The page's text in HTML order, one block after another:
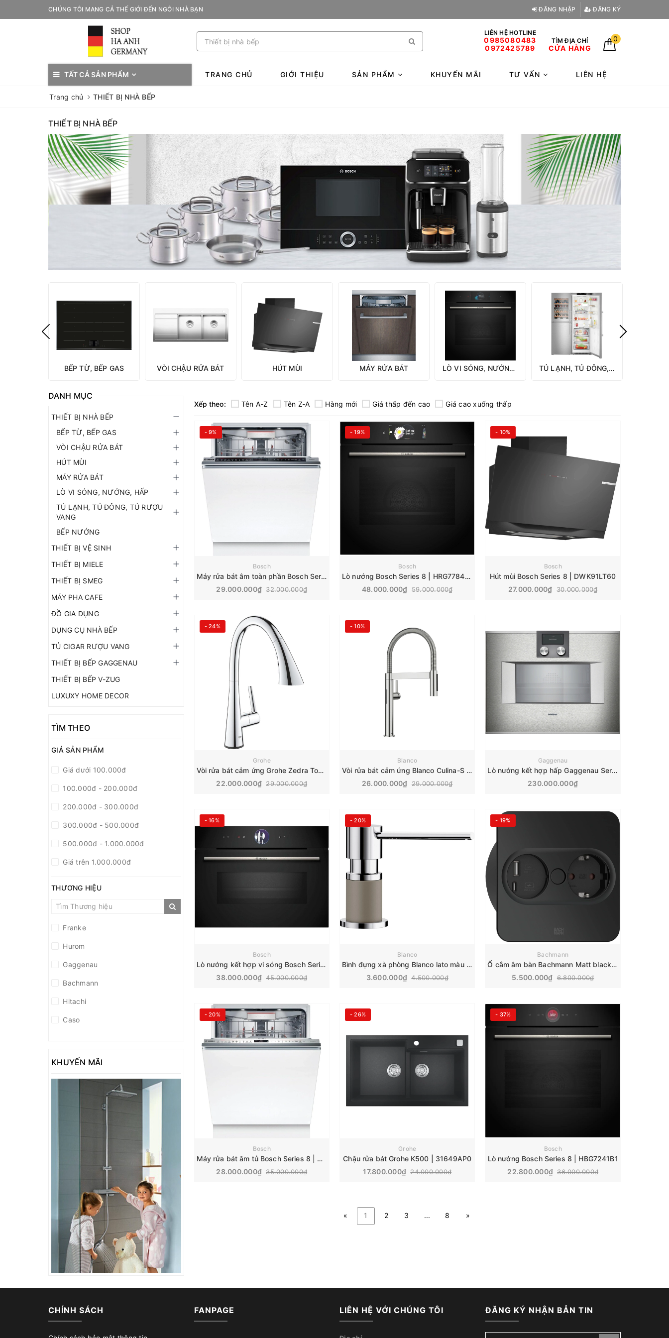
CHÚNG TÔI MANG CẢ THẾ GIỚI ĐẾN NGÔI NHÀ BẠN ĐĂNG NHẬP ĐĂNG KÝ
LIÊN HỆ HOTLINE
0985080483
0972425789
TÌM ĐỊA CHỈ
CỬA HÀNG
0
TẤT CẢ SẢN PHẨM TRANG CHỦ GIỚI THIỆU SẢN PHẨM KHUYẾN MÃI TƯ VẤN LIÊN HỆ
Trang chủ THIẾT BỊ NHÀ BẾP
THIẾT BỊ NHÀ BẾP
BẾP TỪ, BẾP GAS VÒI CHẬU RỬA BÁT HÚT MÙI MÁY RỬA BÁT LÒ VI SÓNG, NƯỚNG, HẤP TỦ LẠNH, TỦ ĐÔNG, TỦ RƯỢU VANG
Xếp theo: Tên A-Z Tên Z-A Hàng mới Giá thấp đến cao Giá cao xuống thấp
- 9%
Bosch
Máy rửa bát âm toàn phần Bosch Series 8 | SMD8TCX04E
29.000.000₫ 32.000.000₫
- 19%
Bosch
Lò nướng Bosch Series 8 | HRG7784B1
48.000.000₫ 59.000.000₫
- 10%
Bosch
Hút mùi Bosch Series 8 | DWK91LT60
27.000.000₫ 30.000.000₫
- 24%
Grohe
Vòi rửa bát cảm ứng Grohe Zedra Touch | 30219002
22.000.000₫ 29.000.000₫
- 10%
Blanco
Vòi rửa bát cảm ứng Blanco Culina-S II Mini | 527466
26.000.000₫ 29.000.000₫
Gaggenau
Lò nướng kết hợp hấp Gaggenau Series 400 | BS451111
230.000.000₫
- 16%
Bosch
Lò nướng kết hợp vi sóng Bosch Series 8 | CMG7241B1
38.000.000₫ 45.000.000₫
- 20%
Blanco
Bình đựng xà phòng Blanco lato màu Tartufo | 525816
3.600.000₫ 4.500.000₫
- 19%
Bachmann
Ổ cắm âm bàn Bachmann Matt black | TWIST 2 square
5.500.000₫ 6.800.000₫
- 20%
Bosch
Máy rửa bát âm tủ Bosch Series 8 | SMV8YCX02E
28.000.000₫ 35.000.000₫
- 26%
Grohe
Chậu rửa bát Grohe K500 | 31649AP0
17.800.000₫ 24.000.000₫
- 37%
Bosch
Lò nướng Bosch Series 8 | HBG7241B1
22.800.000₫ 36.000.000₫
« 1 2 3 ... 8 »
DANH MỤC
THIẾT BỊ NHÀ BẾP
BẾP TỪ, BẾP GAS
VÒI CHẬU RỬA BÁT
HÚT MÙI
MÁY RỬA BÁT
LÒ VI SÓNG, NƯỚNG, HẤP
TỦ LẠNH, TỦ ĐÔNG, TỦ RƯỢU
VANG
BẾP NƯỚNG
THIẾT BỊ VỆ SINH
THIẾT BỊ MIELE
THIẾT BỊ SMEG
MÁY PHA CAFE
ĐỒ GIA DỤNG
DỤNG CỤ NHÀ BẾP
TỦ CIGAR RƯỢU VANG
THIẾT BỊ BẾP GAGGENAU
THIẾT BỊ BẾP V-ZUG
LUXUXY HOME DECOR
TÌM THEO
GIÁ SẢN PHẨM
Giá dưới 100.000đ
100.000đ - 200.000đ
200.000đ - 300.000đ
300.000đ - 500.000đ
500.000đ - 1.000.000đ
Giá trên 1.000.000đ
THƯƠNG HIỆU
Franke
Hurom
Gaggenau
Bachmann
Hitachi
Caso
Medion
KHUYẾN MÃI
CHÍNH SÁCH FANPAGE LIÊN HỆ VỚI CHÚNG TÔI ĐĂNG KÝ NHẬN BẢN TIN